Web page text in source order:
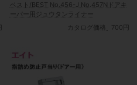
ベスト/BEST No.456-J No.457Nドアキ
ーパー用ジュウタンライナー
カタログ価格
700円